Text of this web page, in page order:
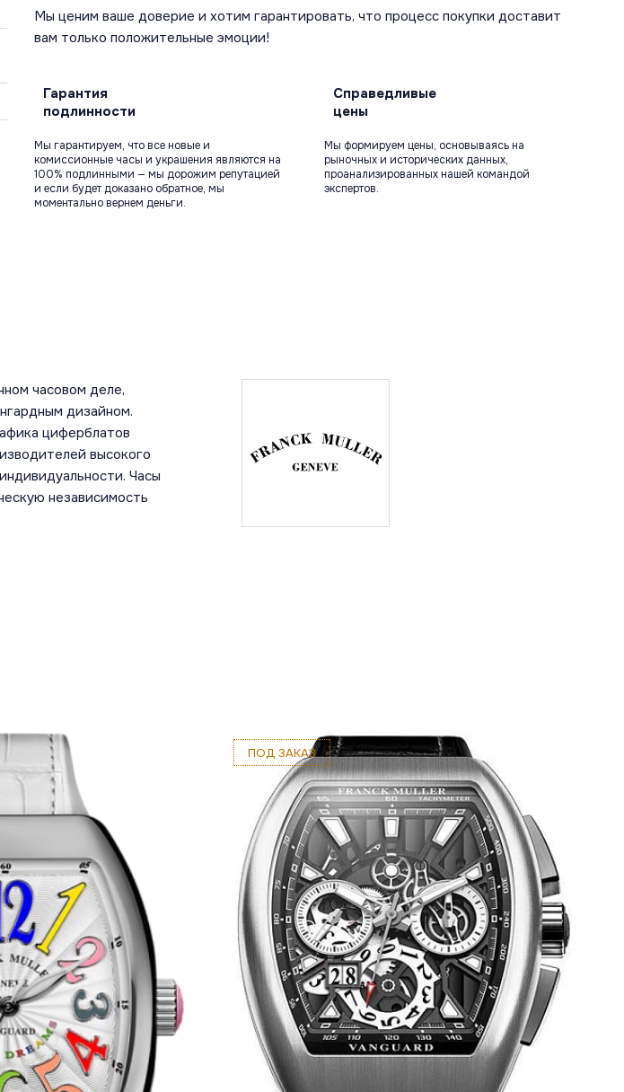
Мы ценим ваше доверие и хотим гарантировать, что процесс покупки доставит
вам только положительные эмоции!
Гарантия
подлинности
Мы гарантируем, что все новые и
комиссионные часы и украшения являются на
100% подлинными — мы дорожим репутацией
и если будет доказано обратное, мы
моментально вернем деньги.
Справедливые
цены
Мы формируем цены, основываясь на
рыночных и исторических данных,
проанализированных нашей командой
экспертов.
часовом деле,
дизайном.
циферблатов
высокого
Часы
независимость
ПОД ЗАКАЗ